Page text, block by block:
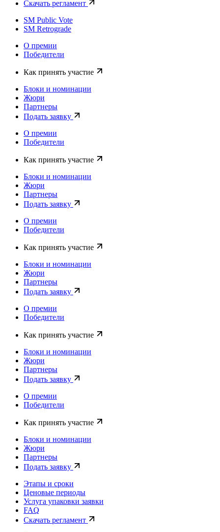
Скачать регламент
SM Public Vote
SM Retrograde
О премии
Победители
Как принять участие
Блоки и номинации
Жюри
Партнеры
Подать заявку
О премии
Победители
Как принять участие
Блоки и номинации
Жюри
Партнеры
Подать заявку
О премии
Победители
Как принять участие
Блоки и номинации
Жюри
Партнеры
Подать заявку
О премии
Победители
Как принять участие
Блоки и номинации
Жюри
Партнеры
Подать заявку
О премии
Победители
Как принять участие
Блоки и номинации
Жюри
Партнеры
Подать заявку
Этапы и сроки
Ценовые периоды
Услуга упаковки заявки
FAQ
Скачать регламент